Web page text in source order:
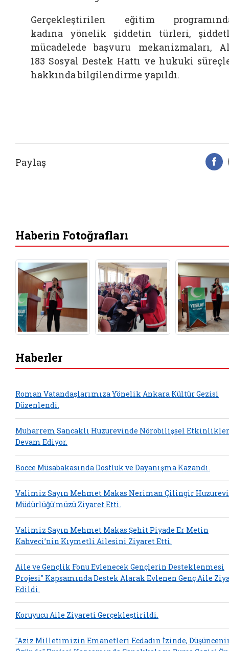
Gerçekleştirilen eğitim
kadına yönelik şiddetin türleri,
mücadelede başvuru mekanizmaları,
183 Sosyal Destek Hattı ve hukuki
hakkında bilgilendirme yapıldı.
Paylaş
Haberin Fotoğrafları
Haberler
Roman Vatandaşlarımıza Yönelik Ankara Kültür Gezisi
Düzenlendi.
Muharrem Sancaklı Huzurevinde Nörobilişsel Etkinlikler
Devam Ediyor.
Bocce Müsabakasında Dostluk ve Dayanışma Kazandı.
Valimiz Sayın Mehmet Makas Neriman Çilingir Huzurevi
Müdürlüğü'müzü Ziyaret Etti.
Valimiz Sayın Mehmet Makas Şehit Piyade Er Metin
Kahveci’nin Kıymetli Ailesini Ziyaret Etti.
Aile ve Gençlik Fonu Evlenecek Gençlerin Desteklenmesi
Projesi" Kapsamında Destek Alarak Evlenen Genç Aile
Edildi.
Koruyucu Aile Ziyareti Gerçekleştirildi.
"Aziz Milletimizin Emanetleri Ecdadın İzinde,